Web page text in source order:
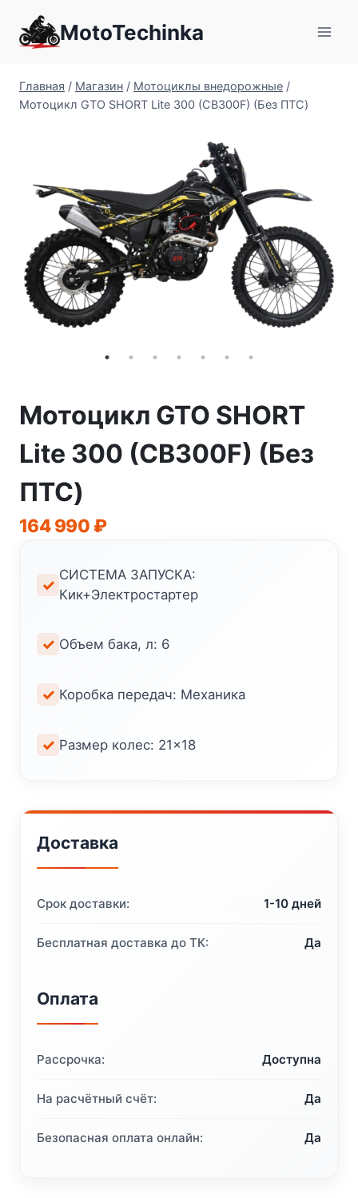
содержимому
MotoTechinka
Главная / Магазин / Мотоциклы внедорожные /
Мотоцикл GTO SHORT Lite 300 (CB300F) (Без ПТС)
Мотоцикл GTO SHORT
Lite 300 (CB300F) (Без
ПТС)
164 990 ₽
СИСТЕМА ЗАПУСКА:
Кик+Электростартер
Объем бака, л: 6
Коробка передач: Механика
Размер колес: 21×18
Доставка
Срок доставки: 1-10 дней
Бесплатная доставка до ТК: Да
Оплата
Рассрочка: Доступна
На расчётный счёт: Да
Безопасная оплата онлайн: Да